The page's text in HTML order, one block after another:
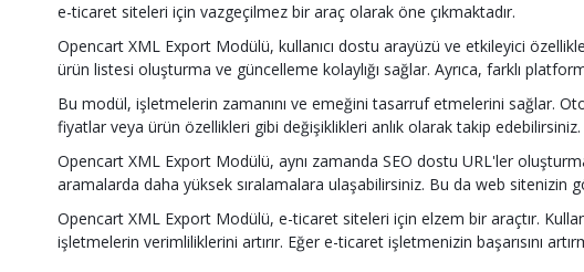
e-ticaret siteleri için vazgeçilmez bir araç olarak öne çıkmaktadır.
Opencart XML Export Modülü, kullanıcı dostu arayüzü ve etkileyici
ürün listesi oluşturma ve güncelleme kolaylığı sağlar. Ayrıca, farklı
Bu modül, işletmelerin zamanını ve emeğini tasarruf etmelerini sağlar.
fiyatlar veya ürün özellikleri gibi değişiklikleri anlık olarak takip
Opencart XML Export Modülü, aynı zamanda SEO dostu URL'ler
aramalarda daha yüksek sıralamalara ulaşabilirsiniz. Bu da web sitenizin
Opencart XML Export Modülü, e-ticaret siteleri için elzem bir araçtır.
işletmelerin verimliliklerini artırır. Eğer e-ticaret işletmenizin başarısını